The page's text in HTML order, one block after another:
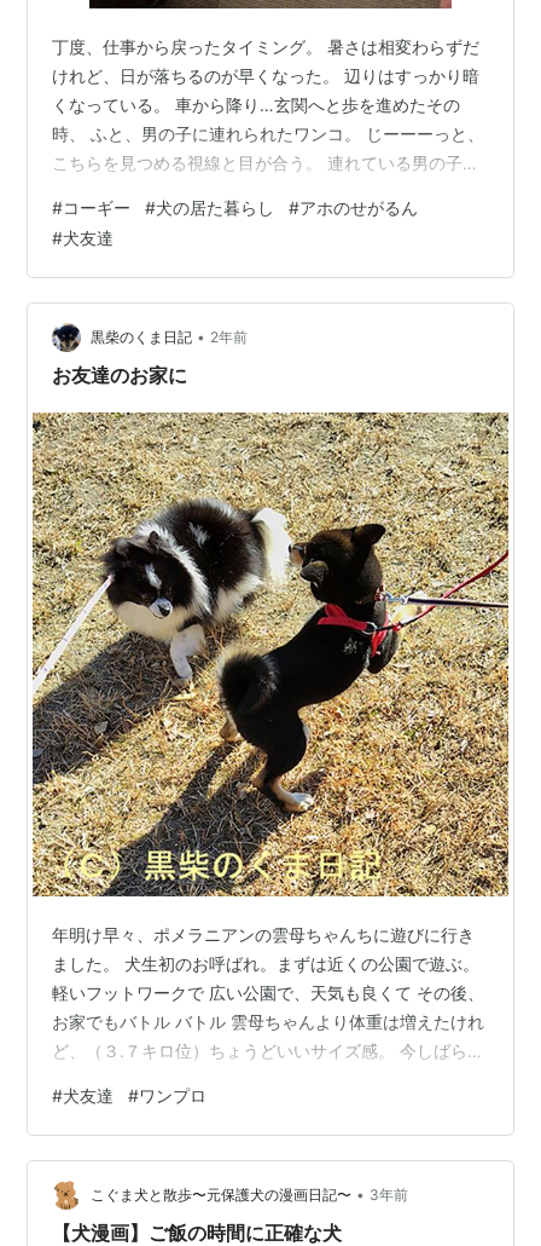
丁度、仕事から戻ったタイミング。 暑さは相変わらずだ
けれど、日が落ちるのが早くなった。 辺りはすっかり暗
くなっている。 車から降り…玄関へと歩を進めたその
時、 ふと、男の子に連れられたワンコ。 じーーーっと、
こちらを見つめる視線と目が合う。 連れている男の子の
しまったけれど、 ご近所のハンナちゃんだった！ うぃる
の居た頃から、何度かお預かりしたことがあって、 ↑ ア
ホのせがるんに呆れるハンナちゃんｗ そんな共に暮らし
た時間があるからなのか… いつも私を気にかけてくれる
ハンナちゃん( *´艸｀) わーっと走って来て、 ちゃんと鼻
と鼻でご挨拶をし…
#コーギー #犬の居た暮らし #アホのせがるん
#犬友達
黒柴のくま日記 • 2年前
お友達のお家に
年明け早々、ポメラニアンの雲母ちゃんちに遊びに行き
ました。 犬生初のお呼ばれ。まずは近くの公園で遊ぶ。
軽いフットワークで 広い公園で、天気も良くて その後、
お家でもバトル バトル 雲母ちゃんより体重は増えたけれ
ど、（３.７キロ位）ちょうどいいサイズ感。 今しばら
#犬友達 #ワンプロ
こぐま犬と散歩〜元保護犬の漫画日記〜 • 3年前
【犬漫画】ご飯の時間に正確な犬